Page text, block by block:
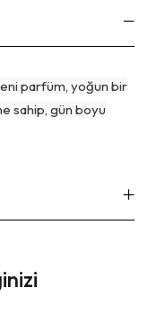
parfüm, yoğun bir
sahip, gün boyu